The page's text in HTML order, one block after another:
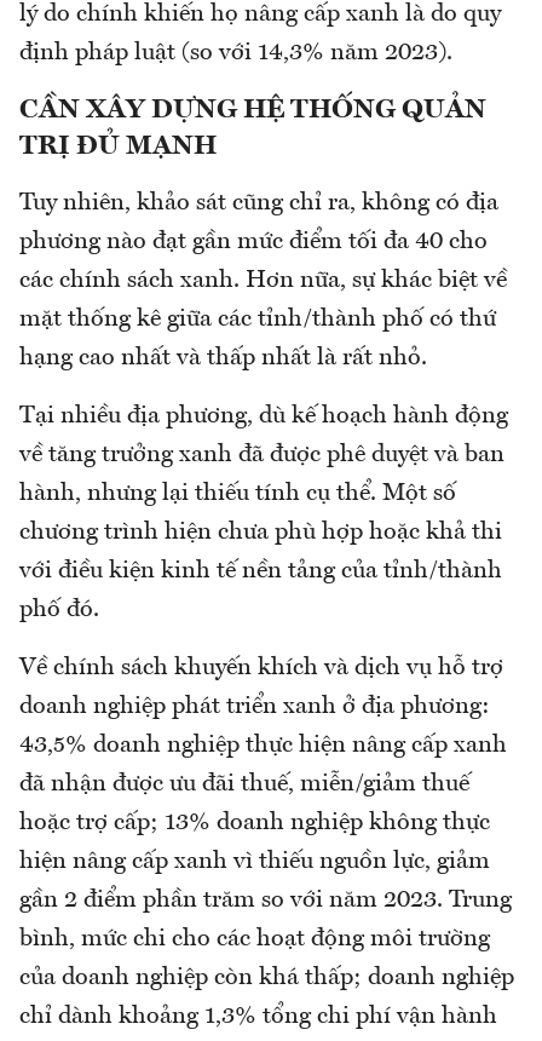
lý do chính khiến họ nâng cấp xanh là do quy
định pháp luật (so với 14,3% năm 2023).
CẦN XÂY DỰNG HỆ THỐNG QUẢN
TRỊ ĐỦ MẠNH
Tuy nhiên, khảo sát cũng chỉ ra, không có địa
phương nào đạt gần mức điểm tối đa 40 cho
các chính sách xanh. Hơn nữa, sự khác biệt về
mặt thống kê giữa các tỉnh/thành phố có thứ
hạng cao nhất và thấp nhất là rất nhỏ.
Tại nhiều địa phương, dù kế hoạch hành động
về tăng trưởng xanh đã được phê duyệt và ban
hành, nhưng lại thiếu tính cụ thể. Một số
chương trình hiện chưa phù hợp hoặc khả thi
với điều kiện kinh tế nền tảng của tỉnh/thành
phố đó.
Về chính sách khuyến khích và dịch vụ hỗ trợ
doanh nghiệp phát triển xanh ở địa phương:
43,5% doanh nghiệp thực hiện nâng cấp xanh
đã nhận được ưu đãi thuế, miễn/giảm thuế
hoặc trợ cấp; 13% doanh nghiệp không thực
hiện nâng cấp xanh vì thiếu nguồn lực, giảm
gần 2 điểm phần trăm so với năm 2023. Trung
bình, mức chi cho các hoạt động môi trường
của doanh nghiệp còn khá thấp; doanh nghiệp
chỉ dành khoảng 1,3% tổng chi phí vận hành